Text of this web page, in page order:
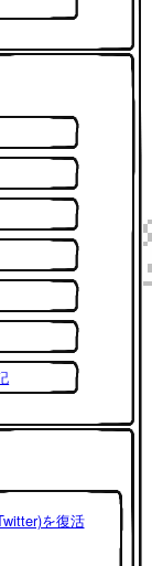
を復活